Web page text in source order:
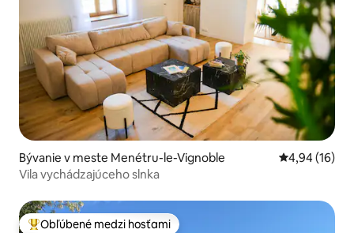
Bývanie v meste Menétru-le-Vignoble Priemerné
4,94 (16)
Vila vychádzajúceho slnka
Obľúbené medzi hosťami